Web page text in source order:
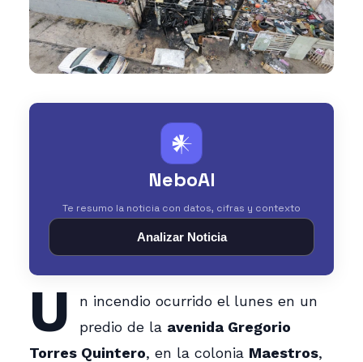
𒀭
NeboAI
Te resumo la noticia con datos, cifras y contexto
Analizar Noticia
U
n incendio ocurrido el lunes en un
predio de la avenida Gregorio
Torres Quintero, en la colonia Maestros,